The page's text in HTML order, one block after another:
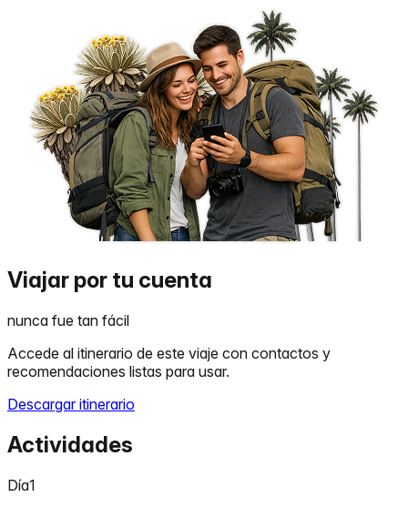
Viajar por tu cuenta
nunca fue tan fácil
Accede al itinerario de este viaje con contactos y
recomendaciones listas para usar.
Descargar itinerario
Actividades
Día1